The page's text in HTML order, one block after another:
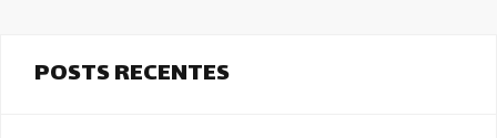
POSTS RECENTES